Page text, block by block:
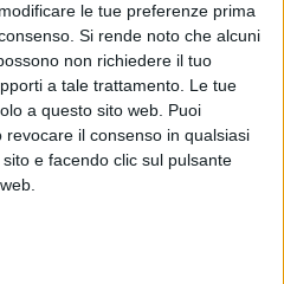
le tue preferenze prima
Si rende noto che alcuni
non richiedere il tuo
a tale trattamento. Le tue
a questo sito web. Puoi
il consenso in qualsiasi
e facendo clic sul pulsante
confronti di chi da vent'anni si
per il rilancio del nostro
Oggi, Raffaele Fitto,
per il Popolo della Libertà in
coerenza e concreta
locali del partito.